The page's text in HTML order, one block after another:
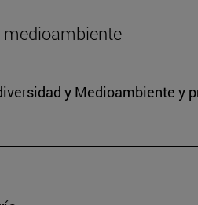
medioambiente
y Medioambiente y